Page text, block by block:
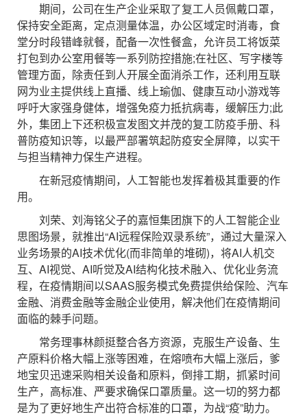
期间，公司在生产企业采取了复工人员佩戴口罩，
保持安全距离，定点测量体温，办公区域定时消毒，食
堂分时段错峰就餐，配备一次性餐盒，允许员工将饭菜
打包到办公室用餐等一系列防控措施;在社区、写字楼等
管理方面，除责任到人开展全面消杀工作，还利用互联
网为业主提供线上直播、线上瑜伽、健康互动小游戏等
呼吁大家强身健体，增强免疫力抵抗病毒，缓解压力;此
外，集团上下还积极宣发图文并茂的复工防疫手册、科
普防疫知识等，以最严部署筑起防疫安全屏障，以实干
与担当精神力保生产进程。
在新冠疫情期间，人工智能也发挥着极其重要的作
用。
刘荣、刘海铭父子的嘉恒集团旗下的人工智能企业
思图场景，就推出“AI远程保险双录系统”，通过大量深入
业务场景的AI技术优化(而非简单的堆砌)，将AI人机交
互、AI视觉、AI听觉及AI结构化技术融入、优化业务流
程，在疫情期间以SAAS服务模式免费提供给保险、汽车
金融、消费金融等金融企业使用，解决他们在疫情期间
面临的棘手问题。
常务理事林颜挺整合各方资源，克服生产设备、生
产原料价格大幅上涨等困难，在熔喷布大幅上涨后，爹
地宝贝迅速采购相关设备和原料，倒排工期，抓紧时间
生产，高标准、严要求确保口罩质量。这一切的努力都
是为了更好地生产出符合标准的口罩，为战“疫”助力。